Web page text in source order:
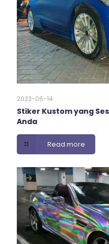
2023-06-14
Stiker Kustom yang
Anda
Read more